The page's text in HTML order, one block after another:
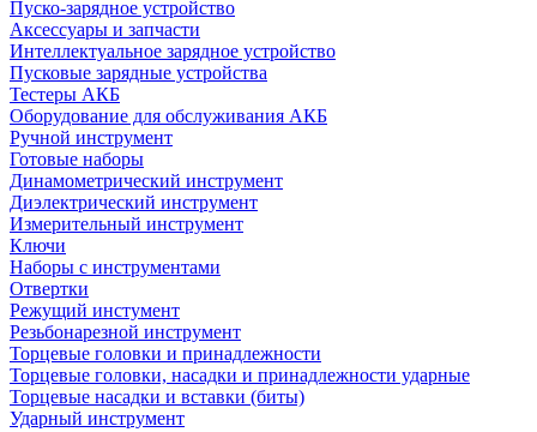
Пуско-зарядное устройство
Аксессуары и запчасти
Интеллектуальное зарядное устройство
Пусковые зарядные устройства
Тестеры АКБ
Оборудование для обслуживания АКБ
Ручной инструмент
Готовые наборы
Динамометрический инструмент
Диэлектрический инструмент
Измерительный инструмент
Ключи
Наборы с инструментами
Отвертки
Режущий инстумент
Резьбонарезной инструмент
Торцевые головки и принадлежности
Торцевые головки, насадки и принадлежности ударные
Торцевые насадки и вставки (биты)
Ударный инструмент